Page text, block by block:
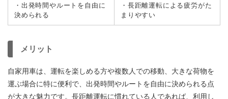
・出発時間やルートを自由に
決められる
・長距離運転による疲労がた
まりやすい
メリット
自家用車は、運転を楽しめる方や複数人での移動、大きな荷物を
運ぶ場合に特に便利で、出発時間やルートを自由に決められる点
が大きな魅力です。長距離運転に慣れている人であれば、利用し